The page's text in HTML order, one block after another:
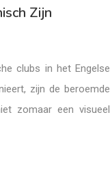
Zijn
clubs in het Engelse
zijn de beroemde
zomaar een visueel